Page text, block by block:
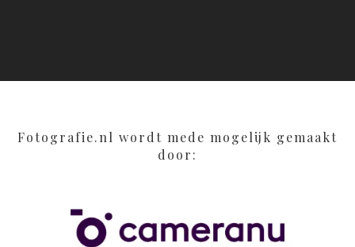
Fotografie.nl wordt mede mogelijk gemaakt
door: